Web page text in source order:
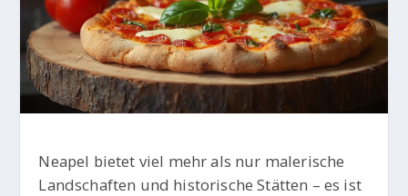
Neapel bietet viel mehr als nur malerische
Landschaften und historische Stätten – es ist